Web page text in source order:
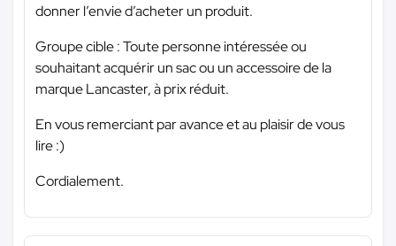
donner l’envie d’acheter un produit.
Groupe cible : Toute personne intéressée ou
souhaitant acquérir un sac ou un accessoire de la
marque Lancaster, à prix réduit.
En vous remerciant par avance et au plaisir de vous
lire :)
Cordialement.